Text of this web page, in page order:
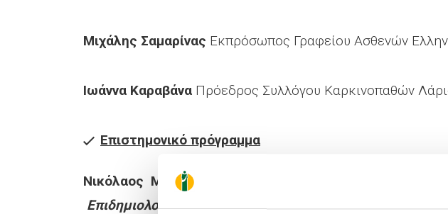
Μιχάλης Σαμαρίνας Εκπρόσωπος Γραφείου Ασθενών
Ιωάννα Καραβάνα Πρόεδρος Συλλόγου Καρκινοπαθών
Επιστημονικό πρόγραμμα
Νικόλαος Μπουσδρούκης
Επιδημιολογία και Αιτιολογία καρκίνου του προστάτη.